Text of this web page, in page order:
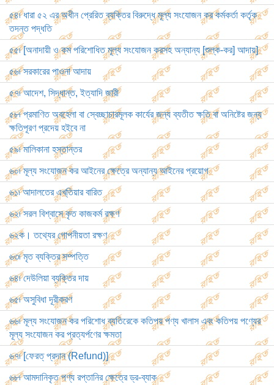
৫৪৷ ধারা ৫২ এর অধীন প্রেরিত ব্যক্তির বিরুদ্ধে মূল্য সংযোজন কর কর্মকর্তা কর্তৃক
তদন্ত পদ্ধতি
৫৫৷ [অনাদায়ী ও কম পরিশোধিত মূল্য সংযোজন করসহ অন্যান্য [শুল্ক-কর] আদায়]
৫৬৷ সরকারের পাওনা আদায়
৫৭৷ আদেশ, সিদ্ধান্ত, ইত্যাদি জারী
৫৮৷ প্রমাণিত অবহেলা বা স্বেচ্ছাচারমূলক কার্যের জন্য ব্যতীত ক্ষতি বা অনিষ্টের জন্য
ক্ষতিপূরণ প্রদেয় হইবে না
৫৯৷ মালিকানা হস্তান্তর
৬০৷ মূল্য সংযোজন কর আইনের ক্ষেত্রে অন্যান্য আইনের প্রয়োগ
৬১৷ আদালতের এখ্‌তিয়ার বারিত
৬২৷ সরল বিশ্বাসে কৃত কাজকর্ম রক্ষণ
৬২ক। তথ্যের গোপনীয়তা রক্ষণ
৬৩৷ মৃত ব্যক্তির সম্পত্তি
৬৪৷ দেউলিয়া ব্যক্তির দায়
৬৫৷ অসুবিধা দূরীকরণ
৬৬৷ মূল্য সংযোজন কর পরিশোধ ব্যতিরেকে কতিপয় পণ্য খালাস এবং কতিপয় পণ্যের
মূল্য সংযোজন কর প্রত্যর্পণের ক্ষমতা
৬৭৷ [ফেরত্ প্রদান (Refund)]
৬৮৷ আমদানিকৃত পণ্য রপ্তানির ক্ষেত্রে ড্র-ব্যাক